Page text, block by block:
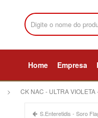
Home Empresa
> CK NAC - ULTRA VIOLETA
S.Enteretidis - Soro